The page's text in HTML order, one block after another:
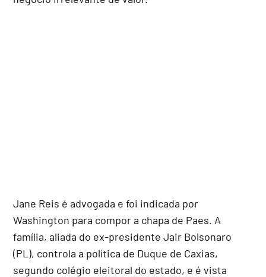
Jane Reis é advogada e foi indicada por
Washington para compor a chapa de Paes. A
família, aliada do ex-presidente Jair Bolsonaro
(PL), controla a política de Duque de Caxias,
segundo colégio eleitoral do estado, e é vista